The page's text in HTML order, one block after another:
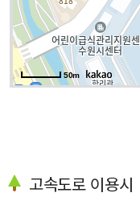
50m
고속도로 이용시